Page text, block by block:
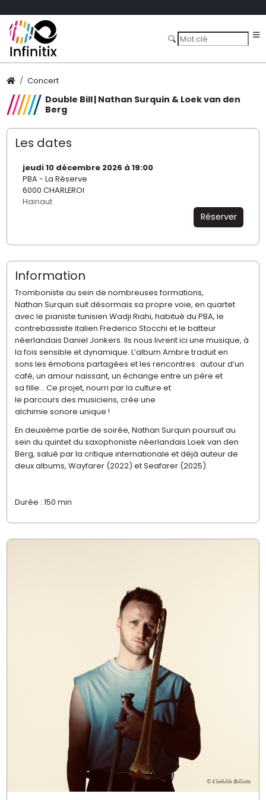
Concert
Double Bill | Nathan Surquin & Loek van den
Berg
Les dates
jeudi 10 décembre 2026 à 19:00
PBA - La Réserve
6000 CHARLEROI
Hainaut
Réserver
Information
Tromboniste au sein de nombreuses formations,
Nathan Surquin suit désormais sa propre voie, en quartet
avec le pianiste tunisien Wadji Riahi, habitué du PBA, le
contrebassiste italien Frederico Stocchi et le batteur
néerlandais Daniel Jonkers. Ils nous livrentici une musique, à
la fois sensible et dynamique. L’album Ambre traduit en
sons les émotions partagées etles rencontres : autour d’un
café, un amour naissant, un échange entre un père et
safille… Ce projet, nourri parla culture et
le parcours des musiciens, crée une
alchimie sonore unique !
En deuxième partie de soirée, Nathan Surquin poursuitau
sein du quintet du saxophoniste néerlandais Loek van den
Berg, salué par la critique internationale etdéjà auteur de
deux albums, Wayfarer(2022) etSeafarer(2025).
Durée : 150 min